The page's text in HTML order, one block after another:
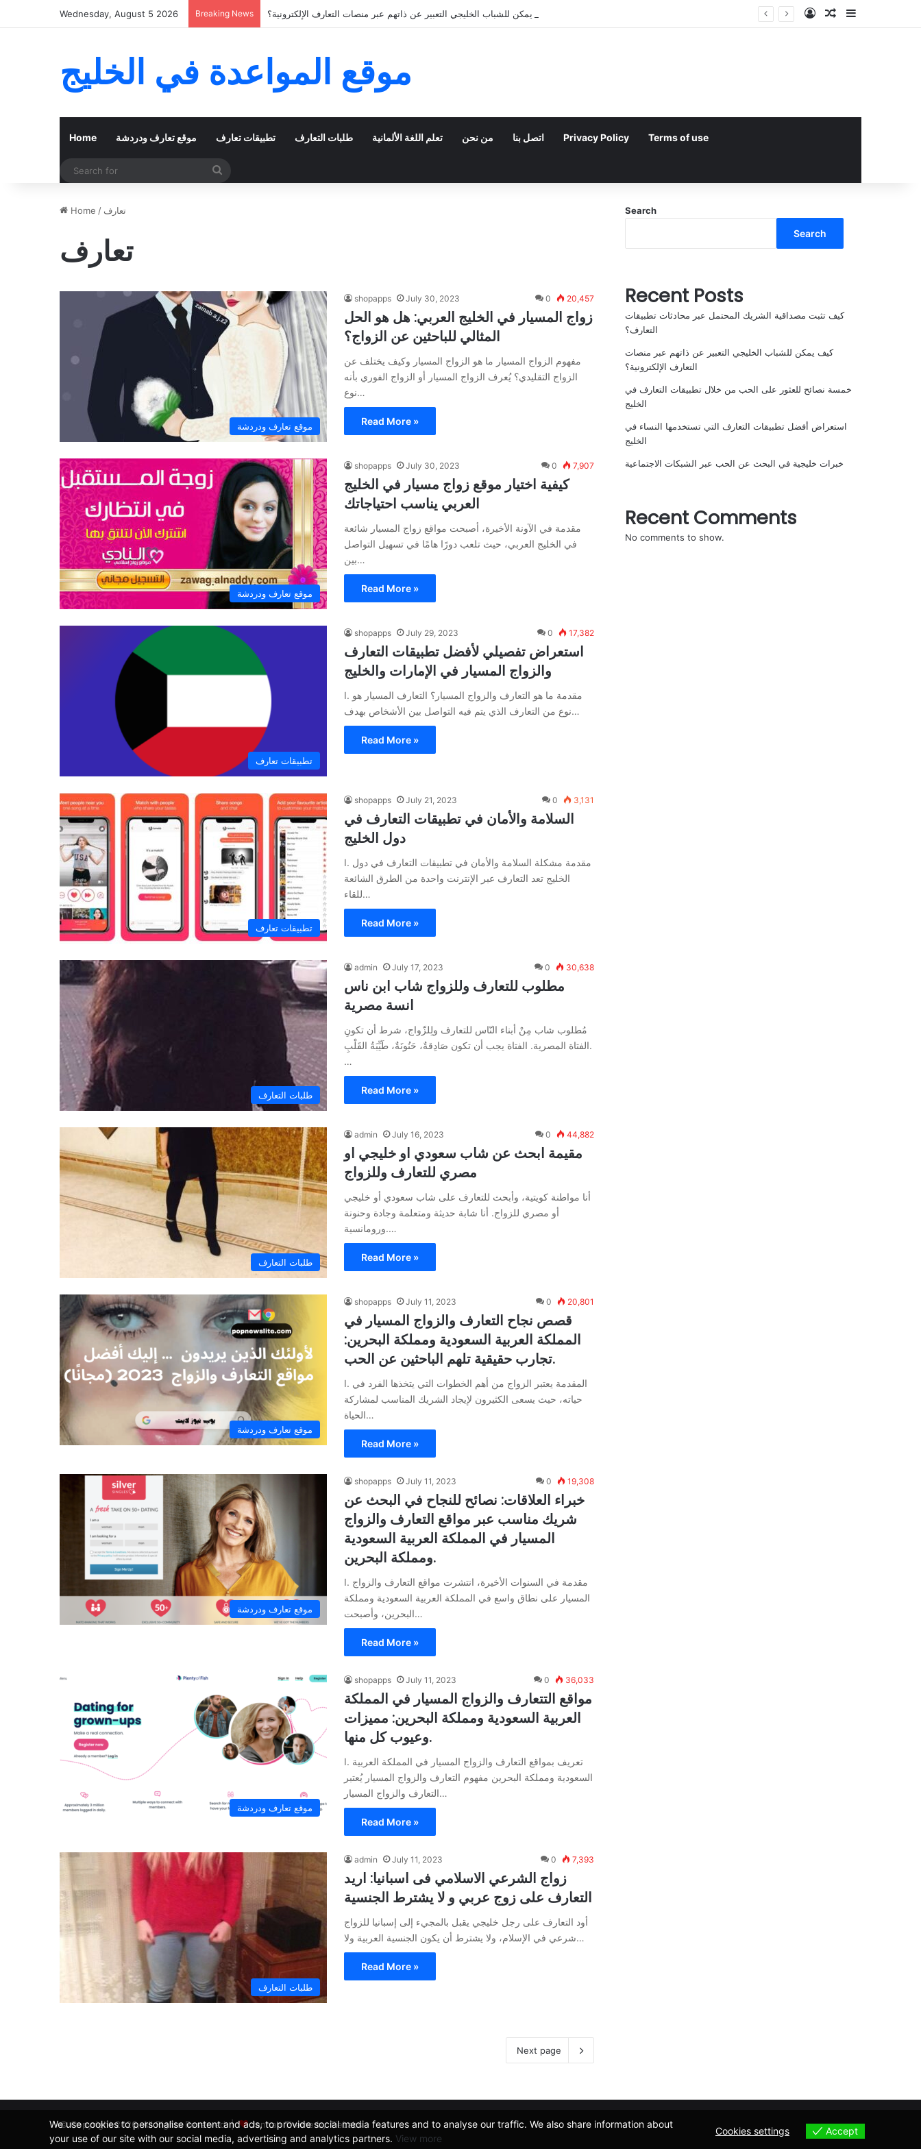
Wednesday, August 5 2026 Breaking News كيف يمكن للشباب الخليجي التعبير عن ذاتهم عبر منصات التعارف الإلكترونية؟ Log InRandom Article
Sidebar
موقع المواعدة في الخليج
Home موقع تعارف ودردشة تطبيقات تعارف طلبات التعارف تعلم اللغة الألمانية من نحن اتصل بنا Privacy Policy Terms of use
Home / تعارف
تعارف
موقع تعارف ودردشة
shopapps July 30, 2023 0 20,457
زواج المسيار في الخليج العربي: هل هو الحل
المثالي للباحثين عن الزواج؟
مفهوم الزواج المسيار ما هو الزواج المسيار وكيف يختلف عن
الزواج التقليدي؟ يُعرف الزواج المسيار أو الزواج الفوري بأنه
نوع…
Read More »
موقع تعارف ودردشة
shopapps July 30, 2023 0 7,907
كيفية اختيار موقع زواج مسيار في الخليج
العربي يناسب احتياجاتك
مقدمة في الآونة الأخيرة، أصبحت مواقع زواج المسيار شائعة
في الخليج العربي، حيث تلعب دورًا هامًا في تسهيل التواصل
بين…
Read More »
تطبيقات تعارف
shopapps July 29, 2023 0 17,382
استعراض تفصيلي لأفضل تطبيقات التعارف
والزواج المسيار في الإمارات والخليج
I. مقدمة ما هو التعارف والزواج المسيار؟ التعارف المسيار هو
نوع من التعارف الذي يتم فيه التواصل بين الأشخاص بهدف…
Read More »
تطبيقات تعارف
shopapps July 21, 2023 0 3,131
السلامة والأمان في تطبيقات التعارف في
دول الخليج
I. مقدمة مشكلة السلامة والأمان في تطبيقات التعارف في دول
الخليج تعد التعارف عبر الإنترنت واحدة من الطرق الشائعة
للقاء…
Read More »
طلبات التعارف
admin July 17, 2023 0 30,638
مطلوب للتعارف وللزواج شاب ابن ناس
مُطلوب شاب مِنْ أبناء النّاس للتعارف ولِلزّواج، شرط أن تكونِ
الفتاة المصرية. الفتاة يجب أن تكون صَادِقةٌ، حَنُونَةٌ، طَيِّبَةُ القَلْبِ.
…
Read More »
طلبات التعارف
admin July 16, 2023 0 44,882
مقيمة ابحث عن شاب سعودي او خليجي او
مصري للتعارف وللزواج
أنا مواطنة كويتية، وأبحث للتعارف على شاب سعودي أو خليجي
أو مصري للزواج. أنا شابة حديثة ومتعلمة وجادة وحنونة
ورومانسية.…
Read More »
موقع تعارف ودردشة
shopapps July 11, 2023 0 20,801
قصص نجاح التعارف والزواج المسيار في
المملكة العربية السعودية ومملكة البحرين:
تجارب حقيقية تلهم الباحثين عن الحب.
I. المقدمة يعتبر الزواج من أهم الخطوات التي يتخذها الفرد في
حياته، حيث يسعى الكثيرون لإيجاد الشريك المناسب لمشاركة
الحياة…
Read More »
موقع تعارف ودردشة
shopapps July 11, 2023 0 19,308
خبراء العلاقات: نصائح للنجاح في البحث عن
شريك مناسب عبر مواقع التعارف والزواج
المسيار في المملكة العربية السعودية
ومملكة البحرين.
I. مقدمة في السنوات الأخيرة، انتشرت مواقع التعارف والزواج
المسيار على نطاق واسع في المملكة العربية السعودية ومملكة
البحرين، وأصبحت…
Read More »
موقع تعارف ودردشة
shopapps July 11, 2023 0 36,033
مواقع التتعارف والزواج المسيار في المملكة
العربية السعودية ومملكة البحرين: مميزات
وعيوب كل منها.
I. تعريف بمواقع التعارف والزواج المسيار في المملكة العربية
السعودية ومملكة البحرين مفهوم التعارف والزواج المسيار يُعتبر
التعارف والزواج المسيار…
Read More »
طلبات التعارف
admin July 11, 2023 0 7,393
زواج الشرعي الاسلامي فى اسبانيا: اريد
التعارف على زوج عربي و لا يشترط الجنسية
أود التعارف على رجل خليجي يقبل بالمجيء إلى إسبانيا للزواج
شرعي في الإسلام، ولا يشترط أن يكون الجنسية العربية ولا…
Read More »
Next page
Search
Search
Recent Posts
كيف تثبت مصداقية الشريك المحتمل عبر محادثات تطبيقات
التعارف؟
كيف يمكن للشباب الخليجي التعبير عن ذاتهم عبر منصات
التعارف الإلكترونية؟
خمسة نصائح للعثور على الحب من خلال تطبيقات التعارف في
الخليج
استعراض أفضل تطبيقات التعارف التي تستخدمها النساء في
الخليج
خبرات خليجية في البحث عن الحب عبر الشبكات الاجتماعية
Recent Comments
No comments to show.
© Copyright 2026, All Rights Reserved | Jannah Theme by TieLabs
We use cookies to personalise content and ads, to provide social media features and to analyse our traffic. We also share information about
your use of our site with our social media, advertising and analytics partners. View more
Cookies settings Accept
Cookies settings